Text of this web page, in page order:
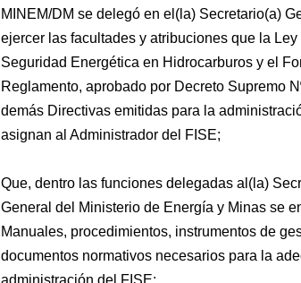
MINEM/DM se delegó en el(la) Secretario(a)
ejercer las facultades y atribuciones que la
Seguridad Energética en Hidrocarburos y el
Reglamento, aprobado por Decreto Supremo
demás Directivas emitidas para la
asignan al Administrador del FISE;
Que, dentro las funciones delegadas al(la)
General del Ministerio de Energía y Minas se
Manuales, procedimientos, instrumentos de
documentos normativos necesarios para la
administración del FISE;